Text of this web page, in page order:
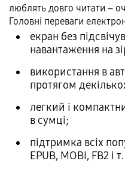
люблять довго читати –
Головні переваги
екран без
навантаження на
використання в
протягом
легкий і
в сумці;
підтримка всіх
EPUB, MOBI, FB2 і